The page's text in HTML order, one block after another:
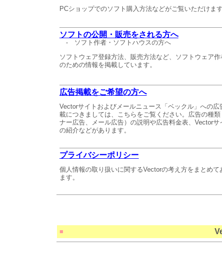
PCショップでのソフト購入方法などがご覧いただけま
ソフトの公開・販売をされる方へ
-
ソフト作者・ソフトハウスの方へ
ソフトウェア登録方法、販売方法など、ソフトウェア作
のための情報を掲載しています。
広告掲載をご希望の方へ
Vectorサイトおよびメールニュース「ベックル」への広
載につきましては、こちらをご覧ください。広告の種類
ナー広告、メール広告）の説明や広告料金表、Vectorサ
の紹介などがあります。
プライバシーポリシー
個人情報の取り扱いに関するVectorの考え方をまとめて
ます。
■